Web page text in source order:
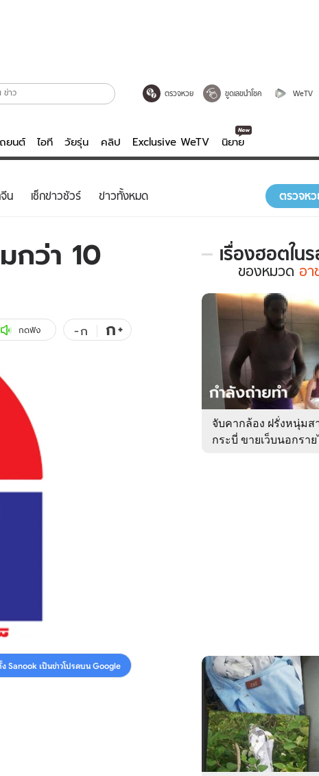
ตรวจหวย ขูดเลขนำโชค WeTV
ยนต์ ไอที วัยรุ่น คลิป Exclusive WeTV นิยาย
ล์
Thailand
Choice
บันเทิงครบรส
ดูทีวี
ความรู้
ฮาวทู
น เช็กข่าวชัวร์ ข่าวทั้งหมด ตรวจหว
กว่า 10
กดฟัง -ก ก+
Sanook เป็นข่าวโปรดบน Google
เรื่องฮอตใน
เรื่อง
ใน
รอบ
สัปดาห์
หมวด
อาชญากรรม
ของหมวด อา
จับคากล้อง ฝรั่งหนุ่มส
กระบี่ ขายเว็บนอกรา